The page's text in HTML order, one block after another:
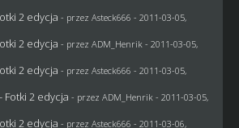
2 edycja - przez Asteck666 - 2011-03-05,
2 edycja - przez ADM_Henrik - 2011-03-05,
2 edycja - przez Asteck666 - 2011-03-05,
Fotki 2 edycja - przez ADM_Henrik - 2011-03-05,
2 edycja - przez Asteck666 - 2011-03-06,